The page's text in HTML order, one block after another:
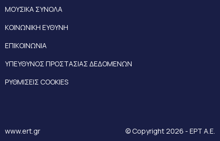
ΜΟΥΣΙΚΑ ΣΥΝΟΛΑ
ΚΟΙΝΩΝΙΚΗ ΕΥΘΥΝΗ
ΕΠΙΚΟΙΝΩΝΙΑ
ΥΠΕΥΘΥΝΟΣ ΠΡΟΣΤΑΣΙΑΣ ΔΕΔΟΜΕΝΩΝ
ΡΥΘΜΙΣΕΙΣ COOKIES
www.ert.gr © Copyright 2026 - ΕΡΤ Α.Ε.